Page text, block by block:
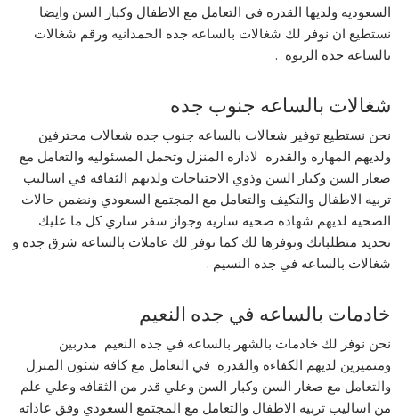
السعوديه ولديها القدره في التعامل مع الاطفال وكبار السن وايضا
نستطيع ان نوفر لك شغالات بالساعه جده الحمدانيه ورقم شغالات
بالساعه جده الربوه .
شغالات بالساعه جنوب جده
نحن نستطيع توفير شغالات بالساعه جنوب جده شغالات محترفين
ولديهم المهاره والقدره لاداره المنزل وتحمل المسئوليه والتعامل مع
صغار السن وكبار السن وذوي الاحتياجات ولديهم الثقافه في اساليب
تربيه الاطفال والتكيف والتعامل مع المجتمع السعودي ونضمن حالات
الصحيه لديهم شهاده صحيه ساريه وجواز سفر ساري كل ما عليك
تحديد متطلباتك ونوفرها لك كما نوفر لك عاملات بالساعه شرق جده و
شغالات بالساعه في جده النسيم .
خادمات بالساعه في جده النعيم
نحن نوفر لك خادمات بالشهر بالساعه في جده النعيم مدربين
ومتميزين لديهم الكفاءه والقدره في التعامل مع كافه شئون المنزل
والتعامل مع صغار السن وكبار السن وعلي قدر من الثقافه وعلي علم
من اساليب تربيه الاطفال والتعامل مع المجتمع السعودي وفق عاداته